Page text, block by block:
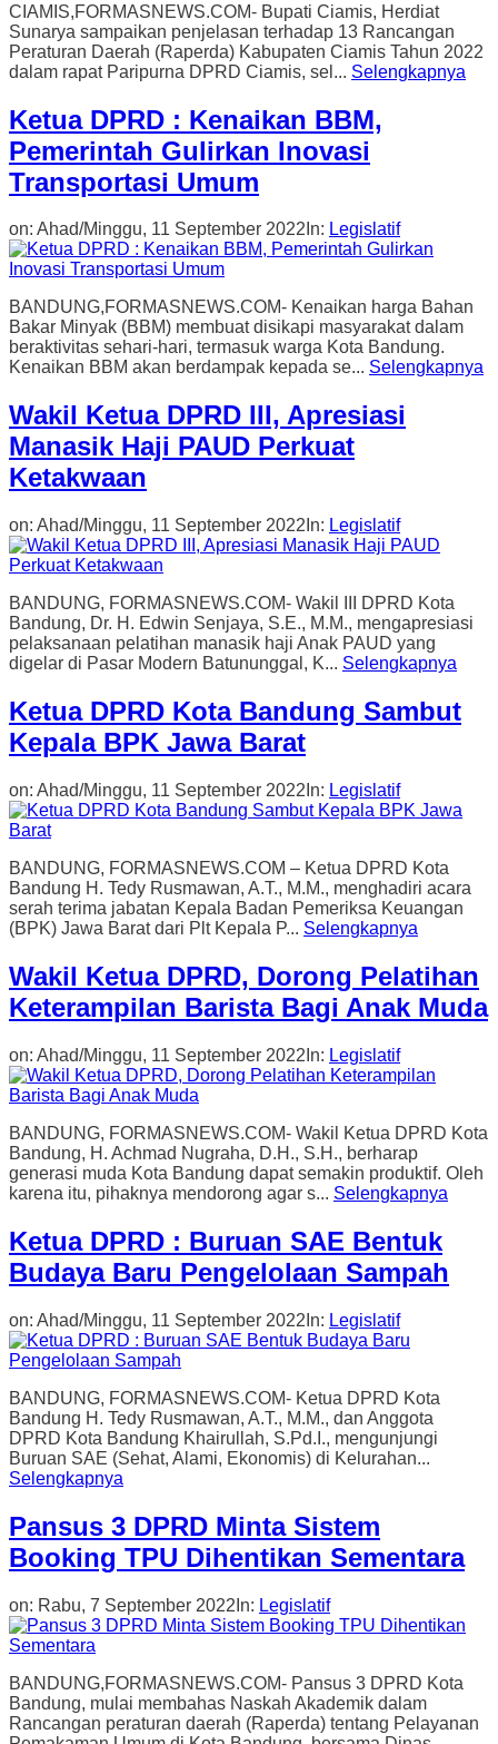
CIAMIS,FORMASNEWS.COM- Bupati Ciamis, Herdiat
Sunarya sampaikan penjelasan terhadap 13 Rancangan
Peraturan Daerah (Raperda) Kabupaten Ciamis Tahun 2022
dalam rapat Paripurna DPRD Ciamis, sel... Selengkapnya
Ketua DPRD : Kenaikan BBM,
Pemerintah Gulirkan Inovasi
Transportasi Umum
on: Ahad/Minggu, 11 September 2022 In: Legislatif
BANDUNG,FORMASNEWS.COM- Kenaikan harga Bahan
Bakar Minyak (BBM) membuat disikapi masyarakat dalam
beraktivitas sehari-hari, termasuk warga Kota Bandung.
Kenaikan BBM akan berdampak kepada se... Selengkapnya
Wakil Ketua DPRD III, Apresiasi
Manasik Haji PAUD Perkuat
Ketakwaan
on: Ahad/Minggu, 11 September 2022 In: Legislatif
BANDUNG, FORMASNEWS.COM- Wakil III DPRD Kota
Bandung, Dr. H. Edwin Senjaya, S.E., M.M., mengapresiasi
pelaksanaan pelatihan manasik haji Anak PAUD yang
digelar di Pasar Modern Batununggal, K... Selengkapnya
Ketua DPRD Kota Bandung Sambut
Kepala BPK Jawa Barat
on: Ahad/Minggu, 11 September 2022 In: Legislatif
BANDUNG, FORMASNEWS.COM – Ketua DPRD Kota
Bandung H. Tedy Rusmawan, A.T., M.M., menghadiri acara
serah terima jabatan Kepala Badan Pemeriksa Keuangan
(BPK) Jawa Barat dari Plt Kepala P... Selengkapnya
Wakil Ketua DPRD, Dorong Pelatihan
Keterampilan Barista Bagi Anak Muda
on: Ahad/Minggu, 11 September 2022 In: Legislatif
BANDUNG, FORMASNEWS.COM- Wakil Ketua DPRD Kota
Bandung, H. Achmad Nugraha, D.H., S.H., berharap
generasi muda Kota Bandung dapat semakin produktif. Oleh
karena itu, pihaknya mendorong agar s... Selengkapnya
Ketua DPRD : Buruan SAE Bentuk
Budaya Baru Pengelolaan Sampah
on: Ahad/Minggu, 11 September 2022 In: Legislatif
BANDUNG, FORMASNEWS.COM- Ketua DPRD Kota
Bandung H. Tedy Rusmawan, A.T., M.M., dan Anggota
DPRD Kota Bandung Khairullah, S.Pd.I., mengunjungi
Buruan SAE (Sehat, Alami, Ekonomis) di Kelurahan...
Selengkapnya
Pansus 3 DPRD Minta Sistem
Booking TPU Dihentikan Sementara
on: Rabu, 7 September 2022 In: Legislatif
BANDUNG,FORMASNEWS.COM- Pansus 3 DPRD Kota
Bandung, mulai membahas Naskah Akademik dalam
Rancangan peraturan daerah (Raperda) tentang Pelayanan